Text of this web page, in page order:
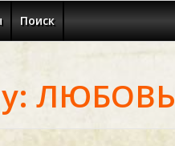
Поиск
ЛЮБОВЬ